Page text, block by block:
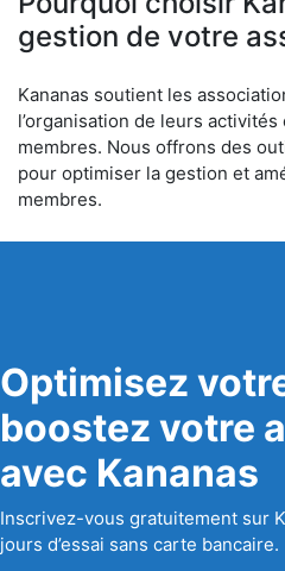
gestion de votre
Kananas soutient les
l’organisation de leurs
membres. Nous offrons des
pour optimiser la gestion et
membres.
Optimisez
boostez votre
avec Kananas
Inscrivez-vous gratuitement sur
jours d’essai sans carte bancaire.